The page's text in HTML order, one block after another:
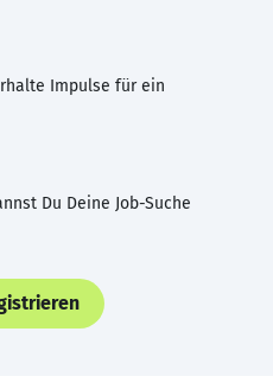
Impulse für ein
Du Deine Job-Suche